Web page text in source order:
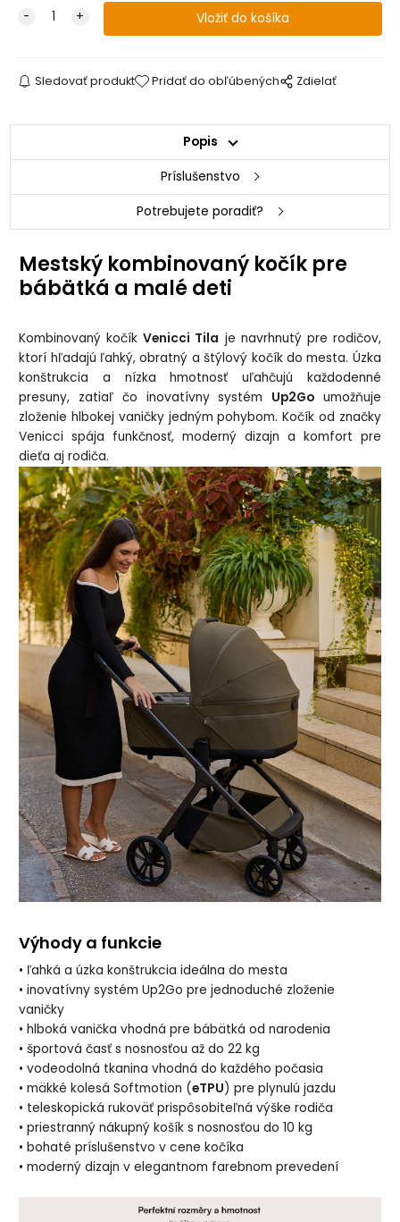
Sledovať produkt Pridať do obľúbených Zdielať
Popis
Príslušenstvo
Potrebujete poradiť?
Mestský kombinovaný kočík pre
bábätká a malé deti
Kombinovaný kočíkVenicci Tila je navrhnutý pre rodičov,
ktorí hľadajú ľahký, obratný a štýlový kočík do mesta. Úzka
konštrukcia a nízka hmotnosť uľahčujú každodenné
presuny, zatiaľ čo inovatívny systém Up2Go umožňuje
zloženie hlbokej vaničky jedným pohybom. Kočík od značky
Venicci spája funkčnosť, moderný dizajn a komfort pre
dieťa aj rodiča.
Výhody a funkcie
• ľahká a úzka konštrukcia ideálna do mesta
• inovatívny systém Up2Go pre jednoduché zloženie
vaničky
• hlboká vanička vhodná pre bábätká od narodenia
• športová časť s nosnosťou až do 22 kg
• vodeodolná tkanina vhodná do každého počasia
• mäkké kolesá Softmotion (eTPU) pre plynulú jazdu
• teleskopická rukoväť prispôsobiteľná výške rodiča
• priestranný nákupný košík s nosnosťou do 10 kg
• bohaté príslušenstvo v cene kočíka
• moderný dizajn v elegantnom farebnom prevedení